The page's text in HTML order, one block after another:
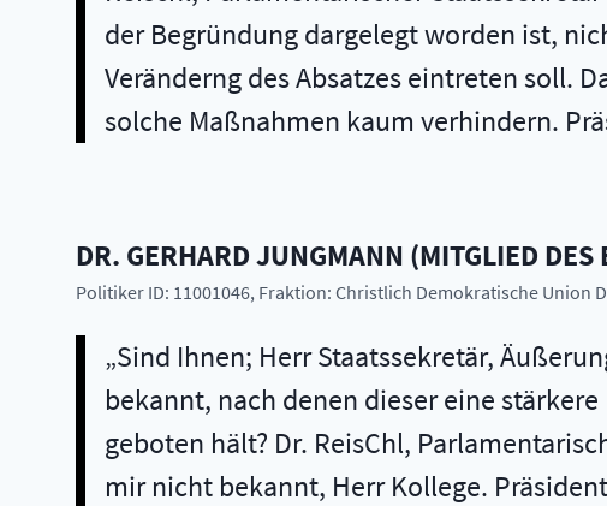
der Begründung dargelegt worden ist,
Veränderng des Absatzes eintreten soll.
solche Maßnahmen kaum verhindern.
DR. GERHARDJUNGMANN (MITGLIED DES
Politiker ID: 11001046, Fraktion: Christlich Demokratische Union
Sind Ihnen; Herr Staatssekretär,
bekannt, nach denen dieser eine
geboten hält? Dr. ReisChl,
mir nicht bekannt, Herr Kollege.